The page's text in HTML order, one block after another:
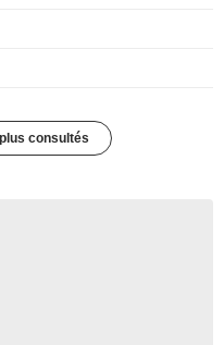
consultés